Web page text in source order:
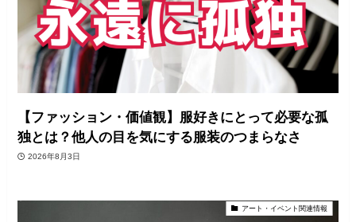
【ファッション・価値観】服好きにとって必要な孤
独とは？他人の目を気にする服装のつまらなさ
2026年8月3日
アート・イベント関連情報